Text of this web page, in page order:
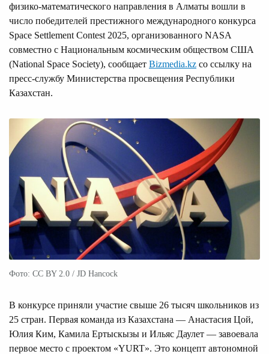
физико-математического направления в Алматы вошли в
число победителей престижного международного конкурса
Space Settlement Contest 2025, организованного NASA
совместно с Национальным космическим обществом США
(National Space Society), сообщает Bizmedia.kz со ссылку на
пресс-службу Министерства просвещения Республики
Казахстан.
Фото: CC BY 2.0 / JD Hancock
В конкурсе приняли участие свыше 26 тысяч школьников из
25 стран. Первая команда из Казахстана — Анастасия Цой,
Юлия Ким, Камила Ертыскызы и Ильяс Даулет — завоевала
первое место с проектом «YURT». Это концепт автономной